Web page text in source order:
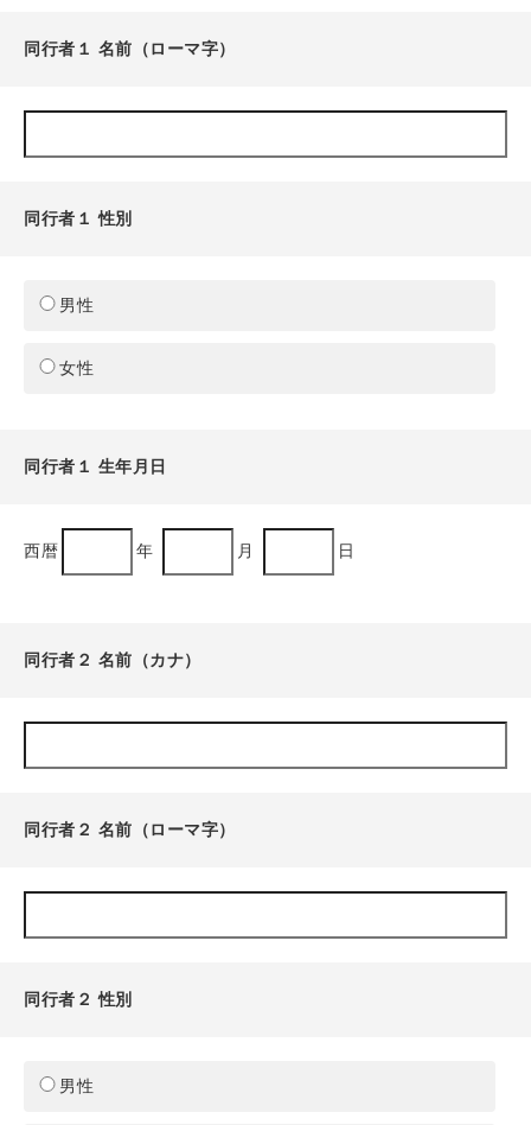
同行者１ 名前（ローマ字）
同行者１ 性別
男性
女性
同行者１ 生年月日
西暦 年 月 日
同行者２ 名前（カナ）
同行者２ 名前（ローマ字）
同行者２ 性別
男性